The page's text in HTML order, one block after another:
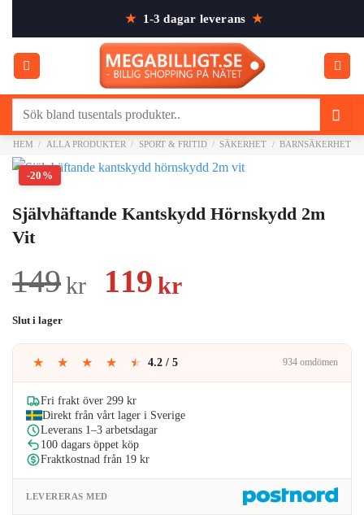
content
★ 1-3 dagar leverans ★
HEM / ALLA PRODUKTER / SPORT & FRITID / SÄKERHET / BARNSÄKERHET
-20%
Självhäftande Kantskydd Hörnskydd 2m
Vit
149kr
Det
var:
149kr.
119 krDet
är:
119kr.
Slut i lager
★ ★ ★ ★ ★ 4.2 / 5 934 omdömen
Fri frakt över 299 kr
Direkt från vårt lager i Sverige
Leverans 1–3 arbetsdagar
100 dagars öppet köp
Fraktkostnad från 19 kr
LEVERERAS MED